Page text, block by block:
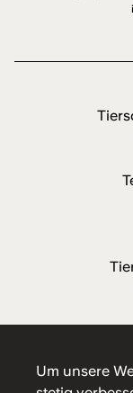
Um unsere